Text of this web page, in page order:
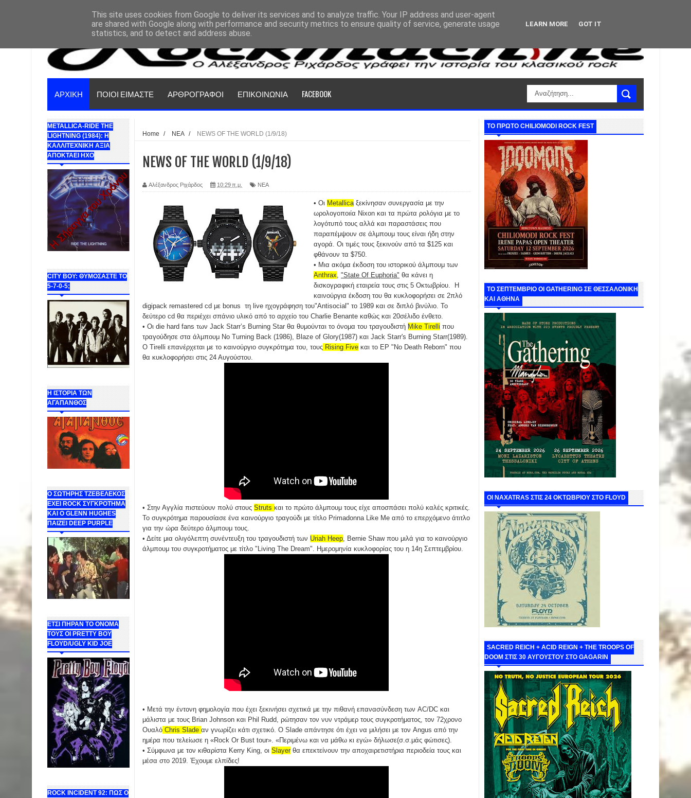
ΑΡΧΙΚΗ ΠΟΙΟΙ ΕΙΜΑΣΤΕ ΑΡΘΡΟΓΡΑΦΟΙ ΕΠΙΚΟΙΝΩΝΙΑ FACEBOOK
METALLICA-RIDE THE
LIGHTNING (1984): Η
ΚΑΛΛΙΤΕΧΝΙΚΗ ΑΞΙΑ
ΑΠΟΚΤΑΕΙ ΗΧΟ
CITY BOY: ΘΥΜΟΣΑΣΤΕ ΤΟ
5-7-0-5;
Η ΙΣΤΟΡΙΑ ΤΩΝ
ΑΓΑΠΑΝΘΟΣ
Ο ΣΩΤΗΡΗΣ ΤΖΕΒΕΛΕΚΟΣ
ΕΧΕΙ ROCK ΣΥΓΚΡΟΤΗΜΑ
ΚΑΙ Ο GLENN HUGHES
ΠΑΙΖΕΙ DEEP PURPLE
ΕΤΣΙ ΠΗΡΑΝ ΤΟ ΟΝΟΜΑ
ΤΟΥΣ ΟΙ PRETTY BOY
FLOYD/UGLY KID JOE
ROCK INCIDENT 92: ΠΩΣ Ο
Home / ΝΕΑ / NEWS OF THE WORLD (1/9/18)
NEWS OF THE WORLD (1/9/18)
Αλέξανδρος Ριχάρδος 10:29 π.μ. ΝΕΑ
• Οι Metallica ξεκίνησαν συνεργασία με την
ωρολογοποιία Nixon και τα πρώτα ρολόγια με το
λογότυπό τους αλλά και παραστάσεις που
παραπέμψουν σε άλμπουμ τους είναι ήδη στην
αγορά. Οι τιμές τους ξεκινούν από τα $125 και
φθάνουν τα $750.
• Μια ακόμα έκδοση του ιστορικού άλμπουμ των
Anthrax "State Of Euphoria" θα κάνει η
δισκογραφική εταιρεία τους στις 5 Οκτωβρίου. Η
καινούργια έκδοση του θα κυκλοφορήσει σε 2πλό
digipack remastered cd με bonus τη live ηχογράφηση του"Antisocial" το 1989 και σε διπλό βινύλιο. Το
δεύτερο cd θα περιέχει σπάνιο υλικό από το αρχείο του Charlie Benante καθώς και 20σέλιδο ένθετο.
• Οι die hard fans των Jack Starr’s Burning Star θα θυμούνται το όνομα του τραγουδιστή Mike Tirelli που
τραγούδησε στα άλμπουμ No Turning Back (1986), Blaze of Glory(1987) και Jack Starr's Burning Starr(1989).
Ο Tirelli επανέρχεται με το καινούργιο συγκρότημα του, τους Rising Five και το EP "No Death Reborn" που
θα κυκλοφορήσει στις 24 Αυγούστου.
• Στην Αγγλία πιστεύουν πολύ στους Struts και το πρώτο άλμπουμ τους είχε αποσπάσει πολύ καλές κριτικές.
Το συγκρότημα παρουσίασε ένα καινούργιο τραγούδι με τίτλο Primadonna Like Me από το επερχόμενο άτιτλο
για την ώρα δεύτερο άλμπουμ τους.
• Δείτε μια ολιγόλεπτη συνέντευξη του τραγουδιστή των Uriah Heep , Bernie Shaw που μιλά για το καινούργιο
άλμπουμ του συγκροτήματος με τίτλο "Living The Dream". Ημερομηνία κυκλοφορίας του η 14η Σεπτεμβρίου.
• Μετά την έντονη φημολογία που έχει ξεκινήσει σχετικά με την πιθανή επανασύνδεση των AC/DC και
μάλιστα με τους Brian Johnson και Phil Rudd, ρώτησαν τον νυν ντράμερ τους συγκροτήματος, τον 72χρονο
Oυαλό Chris Slade αν γνωρίζει κάτι σχετικό. Ο Slade απάντησε ότι έχει να μιλήσει με τον Angus από την
ημέρα που τελείωσε η «Rock Or Bust tour». «Περιμένω και να μάθω κι εγώ» δήλωσε(σ.σ.μάς φώτισες).
• Σύμφωνα με τον κιθαρίστα Kerry King, οι Slayer θα επεκτείνουν την αποχαιρετιστήρια περιοδεία τους και
μέσα στο 2019. Έχουμε ελπίδες!
ΤΟ ΠΡΩΤΟ CHILIOMODI ROCK FEST
ΤΟ ΣΕΠΤΕΜΒΡΙΟ ΟΙ GATHERING ΣΕ ΘΕΣΣΑΛΟΝΙΚΗ
ΚΑΙ ΑΘΗΝΑ
ΟΙ NAXATRAS ΣΤΙΣ 24 ΟΚΤΩΒΡΙΟΥ ΣΤΟ FLOYD
SACRED REICH + ACID REIGN + THE TROOPS OF
DOOM ΣΤΙΣ 30 ΑΥΓΟΥΣΤΟΥ ΣΤΟ GAGARIN
This site uses cookies from Google to deliver its services and to analyze traffic. Your IP address and user-agent
are shared with Google along with performance and security metrics to ensure quality of service, generate usage
statistics, and to detect and address abuse.
LEARN MORE GOT IT